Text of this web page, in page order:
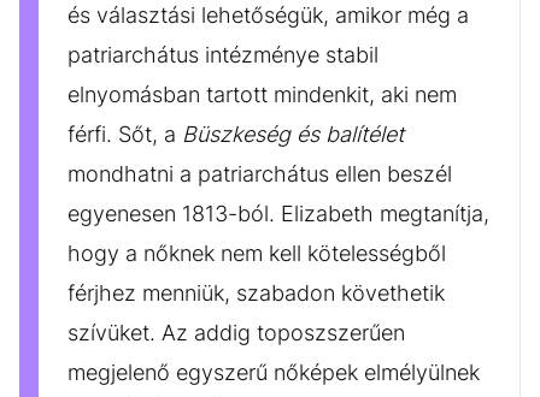
és választási lehetőségük, amikor még a
patriarchátus intézménye stabil
elnyomásban tartott mindenkit, aki nem
férfi. Sőt, a Büszkeség és balítélet
mondhatni a patriarchátus ellen beszél
egyenesen 1813-ból. Elizabeth megtanítja,
hogy a nőknek nem kell kötelességből
férjhez menniük, szabadon követhetik
szívüket. Az addig toposzszerűen
megjelenő egyszerű nőképek elmélyülnek